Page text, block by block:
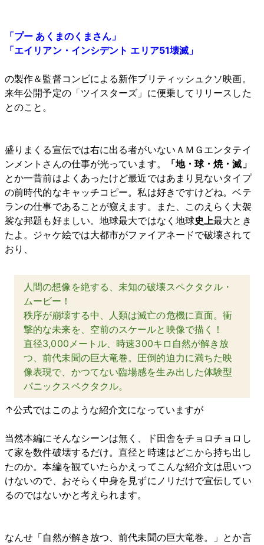
「プー あくまのくまさん」
「エイリアン・インシデント エリア51壊滅」
の製作＆監督コンビによる新作ブリティッシュクソ映画。
来年公開予定の「ツイスターズ」に便乗してリリースした
とのこと。
盛りまくる宣伝では右に出る者がいないＡＭＧエンタテイ
ンメントさんの仕事が光っています。
「地・球・焼・滅」
とか一昔前はよくあったけど最近ではあまり見ないタイプ
の前時代的なキャッチコピー。私は好きですけどね。ベテ
ランの仕事であることが窺えます。また、このえらく大袈
裟な邦題も好ましい。地球最大ではなく地球史上最大とき
たよ。ジャケ絵では大都市がファイアネードで破壊されて
おり、
人間の想像を絶する、未知の破壊スペクタクル・
ムービー！
秩序が崩壊する中、人類は滅亡の危機に直面。衝
撃的な未来を、空前のスケールと映像で描く！
直径3,000メートル、時速300キロ自然が解き放
つ、前代未聞の巨大竜巻。圧倒的迫力に満ちた映
像表現で、かつてない臨場感を生み出した体験型
パニックスペクタクル。
↑公式ではこのような紹介文になっていますが
当然本編にそんなシーンは無く、ド田舎をチョロチョロし
て家を数件破壊するだけ。直径と時速はどこから持ち出し
たのか。本編を観ていたらかえってこんな紹介文は思いつ
けないので、おそらく中身を見ずにノリだけで宣伝してい
るのではないかと考えられます。
なんせ「自然が解き放つ、前代未聞の巨大竜巻。」とか言